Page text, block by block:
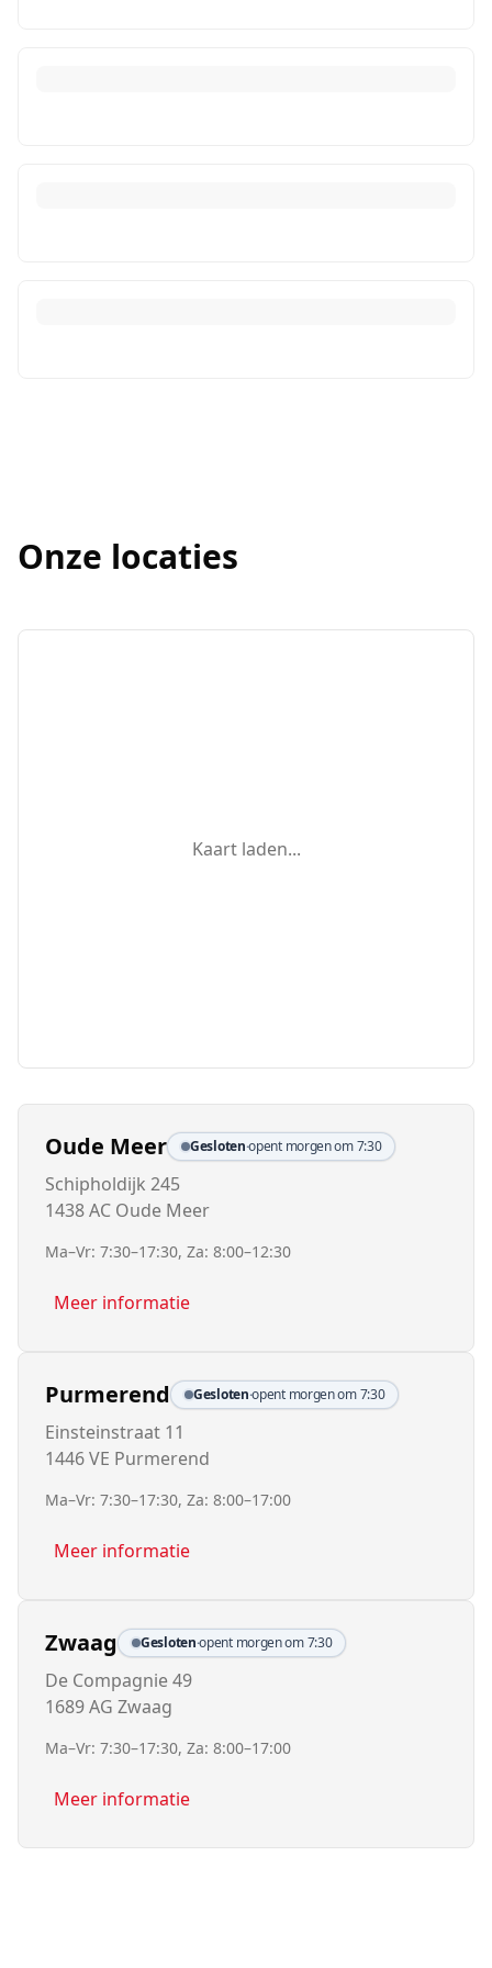
Onze locaties
Kaart laden...
Oude Meer Gesloten·opent morgen om 7:30
Schipholdijk 245
1438 AC Oude Meer
Ma–Vr: 7:30–17:30, Za: 8:00–12:30
Meer informatie
Purmerend Gesloten·opent morgen om 7:30
Einsteinstraat 11
1446 VE Purmerend
Ma–Vr: 7:30–17:30, Za: 8:00–17:00
Meer informatie
Zwaag Gesloten·opent morgen om 7:30
De Compagnie 49
1689 AG Zwaag
Ma–Vr: 7:30–17:30, Za: 8:00–17:00
Meer informatie